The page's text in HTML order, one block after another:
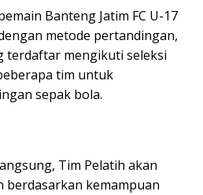
Banteng Jatim FC U-17
metode pertandingan,
terdaftar mengikuti seleksi
tim untuk
sepak bola.
Tim Pelatih akan
berdasarkan kemampuan